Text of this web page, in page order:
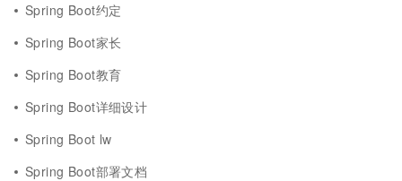
Spring Boot约定
Spring Boot家长
Spring Boot教育
Spring Boot详细设计
Spring Boot lw
Spring Boot部署文档